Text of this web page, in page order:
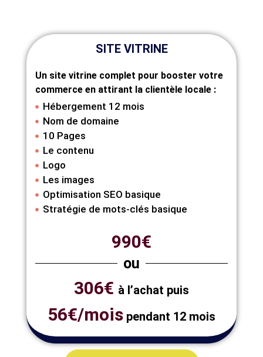
SITE VITRINE
Un site vitrine complet pour booster votre
commerce en attirant la clientèle locale :
Hébergement 12 mois
Nom de domaine
10 Pages
Le contenu
Logo
Les images
Optimisation SEO basique
Stratégie de mots-clés basique
990€
ou
306€ à l’achat puis
56€/mois pendant 12 mois